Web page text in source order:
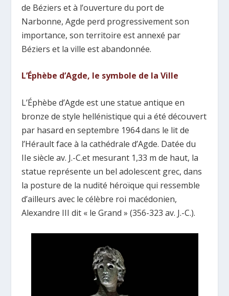
de Béziers et à l’ouverture du port de
Narbonne, Agde perd progressivement son
importance, son territoire est annexé par
Béziers et la ville est abandonnée.
L’Éphèbe d’Agde, le symbole de la Ville
L’Éphèbe d’Agde est une statue antique en
bronze de style hellénistique qui a été découvert
par hasard en septembre 1964 dans le lit de
l’Hérault face à la cathédrale d’Agde. Datée du
IIe siècle av. J.-C.et mesurant 1,33 m de haut, la
statue représente un bel adolescent grec, dans
la posture de la nudité héroïque qui ressemble
d’ailleurs avec le célèbre roi macédonien,
Alexandre III dit « le Grand » (356-323 av. J.-C.).